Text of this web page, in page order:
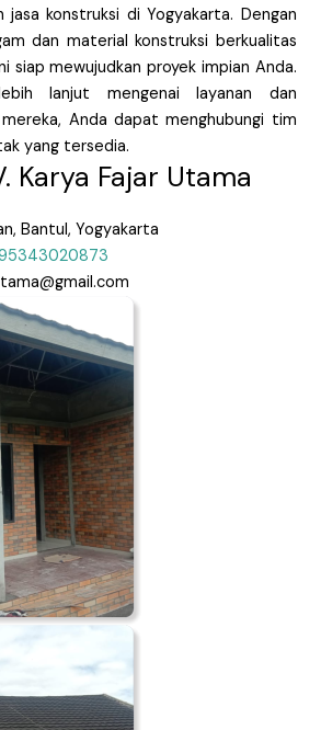
jasa konstruksi di Yogyakarta. Dengan
dan material konstruksi berkualitas
siap mewujudkan proyek impian Anda.
lanjut mengenai layanan dan
Anda dapat menghubungi tim
yang tersedia.
Karya Fajar Utama
Bantul, Yogyakarta